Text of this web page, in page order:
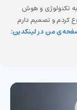
به تکنولوژی و هوش
کردم و تصمیم دارم
من در لینکدین: